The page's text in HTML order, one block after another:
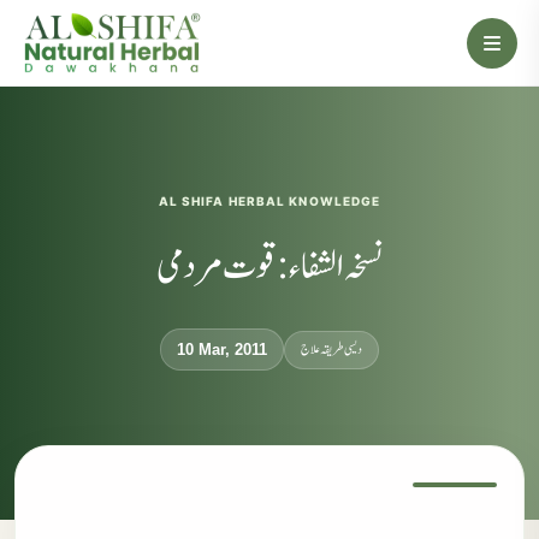
AL SHIFA HERBAL KNOWLEDGE
نسخہ الشفاء:قوت مردمی
10 Mar, 2011 دیسی طریقہ علاج